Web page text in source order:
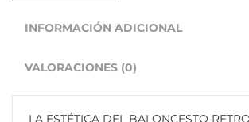
INFORMACIÓN ADICIONAL
VALORACIONES (0)
LA ESTÉTICA DEL BALONCESTO RETRO